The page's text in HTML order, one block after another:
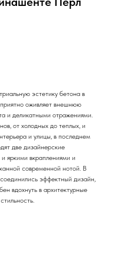
эстетику бетона в
оживляет внешнюю
и деликатными отражениями.
от холодных до теплых, и
и улицы, в последнем
две дизайнерские
яркими вкраплениями и
современной нотой. В
эффектный дизайн,
вдохнуть в архитектурные